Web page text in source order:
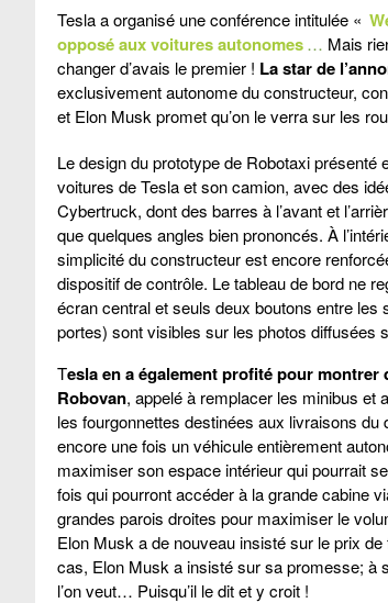
Tesla a organisé une conférence intitulée «
opposé aux voitures autonomes… Mais
changer d’avais le premier ! La star de
exclusivement autonome du constructeur,
et Elon Musk promet qu’on le verra sur les
Le design du prototype de Robotaxi présenté
voitures de Tesla et son camion, avec des
Cybertruck, dont des barres à l’avant et
que quelques angles bien prononcés. À
simplicité du constructeur est encore
dispositif de contrôle. Le tableau de bord ne
écran central et seuls deux boutons entre les
portes) sont visibles sur les photos diffusées
Tesla en a également profité pour montrer
Robovan, appelé à remplacer les minibus et
les fourgonnettes destinées aux livraisons
encore une fois un véhicule entièrement
maximiser son espace intérieur qui pourrait
fois qui pourront accéder à la grande cabine
grandes parois droites pour maximiser le
Elon Musk a de nouveau insisté sur le prix
cas, Elon Musk a insisté sur sa promesse; à
l’on veut… Puisqu’il le dit et y croit !